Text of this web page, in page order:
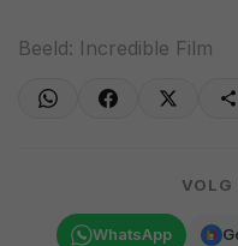
Beeld: Incredible Film
WhatsApp